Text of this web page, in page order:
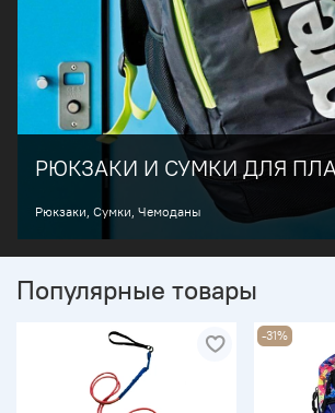
РЮКЗАКИ И СУМКИ ДЛЯ
Рюкзаки, Сумки, Чемоданы
Популярные товары
-31%